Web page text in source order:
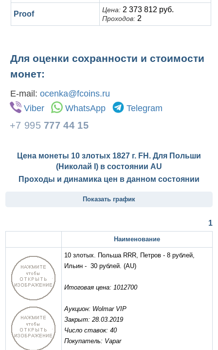
Proof Цена: 2 373 812 руб.
Проходов: 2
Для оценки сохранности и стоимости
монет:
E-mail: ocenka@fcoins.ru
Viber
WhatsApp Telegram
+7 995 777 44 15
Цена монеты 10 злотых 1827 г. FH. Для Польши
(Николай I) в состоянии AU
Проходы и динамика цен в данном состоянии
Показать график
1
Наименование
10 злотых. Польша RRR, Петров - 8 рублей,
Ильин - 30 рублей. (AU)
Итоговая цена: 1012700
Аукцион: Wolmar VIP
Закрыт: 28.03.2019
Число ставок: 40
Покупатель: Vapar